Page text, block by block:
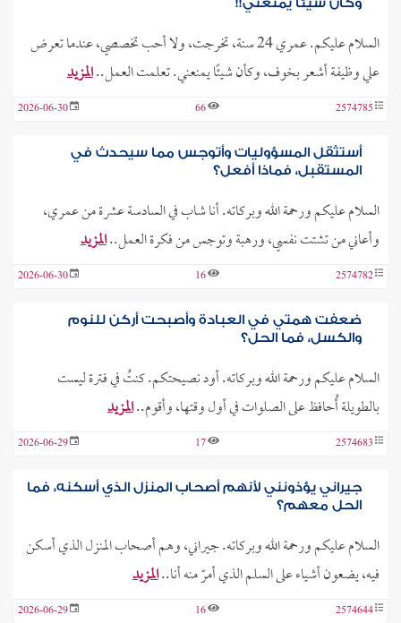
وكأن شيئاً يمنعني!!
السلام عليكم. عمري 24 سنة، تخرجت، ولا أحب تخصصي، عندما تعرض
علي وظيفة أشعر بخوف، وكأن شيئًا يمنعني. تعلمت العمل..المزيد
2574785
66
2026-06-30
أستثقل المسؤوليات وأتوجس مما سيحدث في
المستقبل، فماذا أفعل؟
السلام عليكم ورحمة الله وبركاته. أنا شاب في السادسة عشرة من عمري،
وأعاني من تشتت نفسي، ورهبة وتوجس من فكرة العمل..المزيد
2574782
16
2026-06-30
ضعفت همتي في العبادة وأصبحت أركن للنوم
والكسل، فما الحل؟
السلام عليكم ورحمة الله وبركاته. أود نصيحتكم. كنتُ في فترة ليست
بالطويلة أُحافظ على الصلوات في أول وقتها، وأقوم..المزيد
2574683
17
2026-06-29
جيراني يؤذونني لأنهم أصحاب المنزل الذي أسكنه، فما
الحل معهم؟
السلام عليكم ورحمة الله وبركاته. جيراني، وهم أصحاب المنزل الذي أسكن
فيه، يضعون أشياء على السلم الذي أمرّ منه أنا..المزيد
2574644
16
2026-06-29